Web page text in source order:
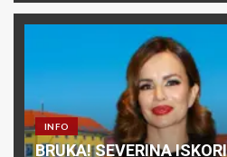
INFO
BRUKA! SEVERINA